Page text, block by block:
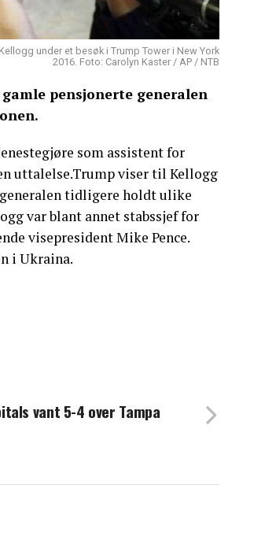
under et besøk i Trump Tower i New York
2016. Foto: Carolyn Kaster / AP / NTB
pensjonerte generalen
som assistent for
uttalelse.Trump viser til Kellogg
tidligere holdt ulike
var blant annet stabssjef for
visepresident Mike Pence.
i Ukraina.
vant 5-4 over Tampa